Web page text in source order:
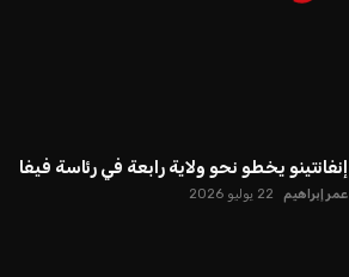
إنفانتينو يخطو نحو ولاية رابعة في رئاسة فيفا
عمر إبراهيم 22 يوليو 2026